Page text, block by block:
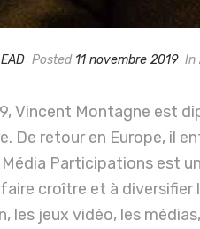
Posted 11 novembre 2019 In
Vincent Montagne est
De retour en Europe, il
Participations est
faire croître et à
les jeux vidéo, les